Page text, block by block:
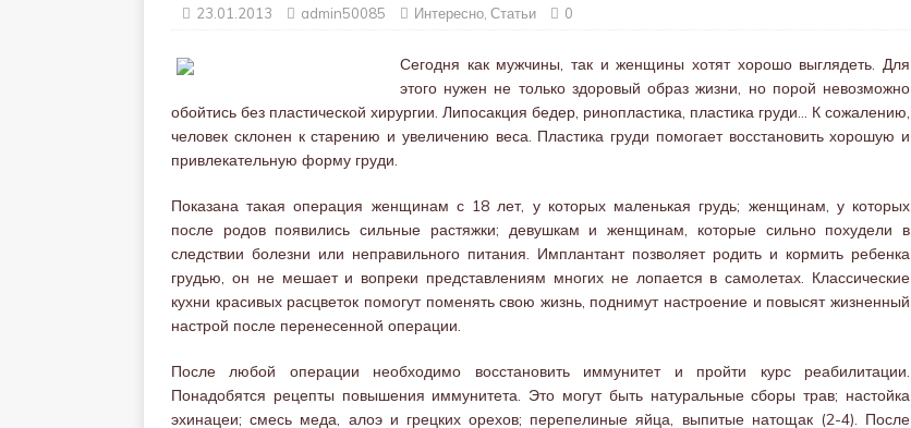
23.01.2013 admin50085 Интересно Статьи 0
Сегодня как мужчины, так и женщины хотят хорошо выглядеть. Для
этого нужен не только здоровый образ жизни, но порой невозможно
обойтись без пластической хирургии. Липосакция бедер, ринопластика, пластика груди… К сожалению,
человек склонен к старению и увеличению веса. Пластика груди помогает восстановить хорошую и
привлекательную форму груди.
Показана такая операция женщинам с 18 лет, у которых маленькая грудь; женщинам, у которых
после родов появились сильные растяжки; девушкам и женщинам, которые сильно похудели в
следствии болезни или неправильного питания. Имплантант позволяет родить и кормить ребенка
грудью, он не мешает и вопреки представлениям многих не лопается в самолетах. Классические
кухни красивых расцветок помогут поменять свою жизнь, поднимут настроение и повысят жизненный
настрой после перенесенной операции.
После любой операции необходимо восстановить иммунитет и пройти курс реабилитации.
Понадобятся рецепты повышения иммунитета. Это могут быть натуральные сборы трав; настойка
эхинацеи; смесь меда, алоэ и грецких орехов; перепелиные яйца, выпитые натощак (2-4). После